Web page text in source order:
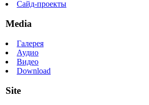
Сайд-проекты
Media
Галерея
Аудио
Видео
Download
Site